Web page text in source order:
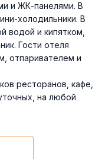
и ЖК-панелями. В
холодильники. В
водой и кипятком,
Гости отеля
отпаривателем и
ресторанов, кафе,
на любой